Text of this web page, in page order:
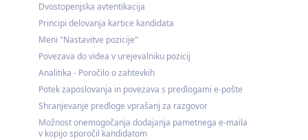
Dvostopenjska avtentikacija
Principi delovanja kartice kandidata
Meni "Nastavitve pozicije"
Povezava do videa v urejevalniku pozicij
Analitika - Poročilo o zahtevkih
Potek zaposlovanja in povezava s predlogami e-pošte
Shranjevanje predloge vprašanj za razgovor
Možnost onemogočanja dodajanja pametnega e-maila
v kopijo sporočil kandidatom